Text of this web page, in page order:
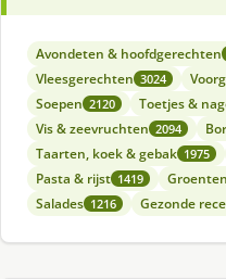
Avondeten & hoofdgerechten
Vleesgerechten 3024
Soepen 2120 Toetjes &
Vis & zeevruchten 2094
Taarten, koek & gebak 1975
Pasta & rijst 1419 Groenten
Salades 1216 Gezonde